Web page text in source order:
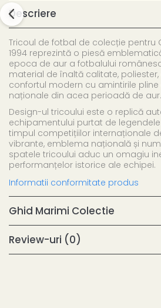
Descriere
Tricoul de fotbal de colecție pentru
1994 reprezintă o piesă
epoca de aur a fotbalului
material de înaltă calitate,
confortul modern cu amintirile
naționale din acea perioadă de aur.
Design-ul tricoului este o replică
echipamentului purtat de
timpul competițiilor internaționale
vibrante, emblema națională și
spatele tricoului aduc un omagiu
performanțelor istorice ale echipei.
Informatii conformitate produs
Ghid Marimi Colectie
Review-uri (0)